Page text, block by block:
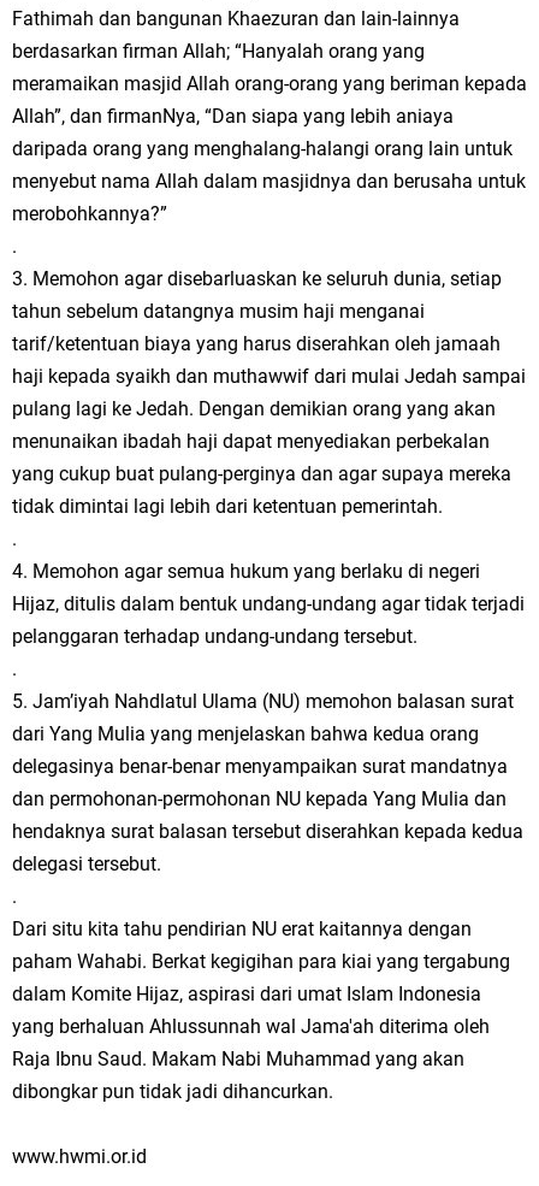
Fathimah dan bangunan Khaezuran dan lain-lainnya
berdasarkan firman Allah; “Hanyalah orang yang
meramaikan masjid Allah orang-orang yang beriman kepada
Allah”, dan firmanNya, “Dan siapa yang lebih aniaya
daripada orang yang menghalang-halangi orang lain untuk
menyebut nama Allah dalam masjidnya dan berusaha untuk
merobohkannya?”
.
3. Memohon agar disebarluaskan ke seluruh dunia, setiap
tahun sebelum datangnya musim haji menganai
tarif/ketentuan biaya yang harus diserahkan oleh jamaah
haji kepada syaikh dan muthawwif dari mulai Jedah sampai
pulang lagi ke Jedah. Dengan demikian orang yang akan
menunaikan ibadah haji dapat menyediakan perbekalan
yang cukup buat pulang-perginya dan agar supaya mereka
tidak dimintai lagi lebih dari ketentuan pemerintah.
.
4. Memohon agar semua hukum yang berlaku di negeri
Hijaz, ditulis dalam bentuk undang-undang agar tidak terjadi
pelanggaran terhadap undang-undang tersebut.
.
5. Jam’iyah Nahdlatul Ulama (NU) memohon balasan surat
dari Yang Mulia yang menjelaskan bahwa kedua orang
delegasinya benar-benar menyampaikan surat mandatnya
dan permohonan-permohonan NU kepada Yang Mulia dan
hendaknya surat balasan tersebut diserahkan kepada kedua
delegasi tersebut.
.
Dari situ kita tahu pendirian NU erat kaitannya dengan
paham Wahabi. Berkat kegigihan para kiai yang tergabung
dalam Komite Hijaz, aspirasi dari umat Islam Indonesia
yang berhaluan Ahlussunnah wal Jama'ah diterima oleh
Raja Ibnu Saud. Makam Nabi Muhammad yang akan
dibongkar pun tidak jadi dihancurkan.
www.hwmi.or.id